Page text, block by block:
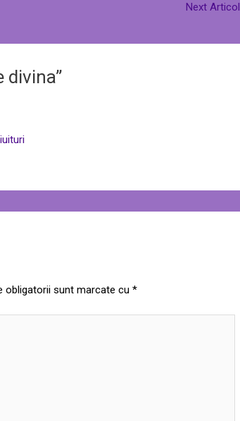
Next Articol
divina”
obligatorii sunt marcate cu*